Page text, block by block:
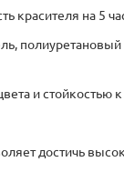
красителя на 5
и стойкостью
достичь